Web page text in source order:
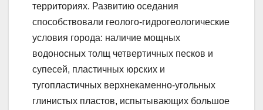
территориях. Развитию оседания
способствовали геолого-гидрогеологические
условия города: наличие мощных
водоносных толщ четвертичных песков и
супесей, пластичных юрских и
тугопластичных верхнекаменно-угольных
глинистых пластов, испытывающих большое